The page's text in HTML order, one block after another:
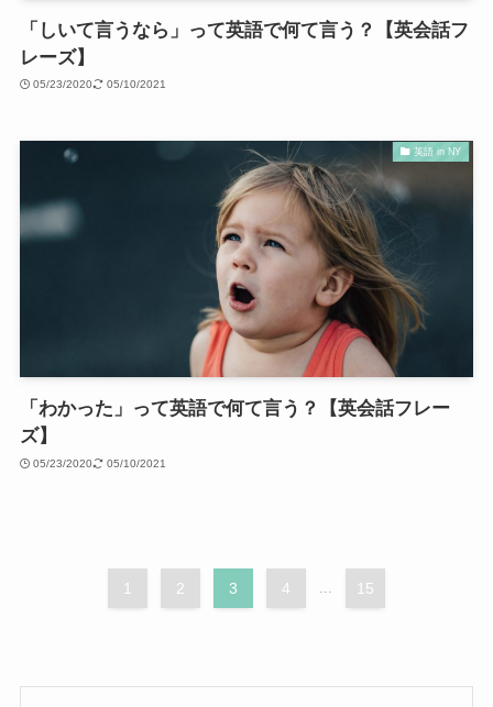
「しいて言うなら」って英語で何て言う？【英会話フ
レーズ】
05/23/2020 05/10/2021
英語 in NY
「わかった」って英語で何て言う？【英会話フレー
ズ】
05/23/2020 05/10/2021
1 2 3 4 ... 15